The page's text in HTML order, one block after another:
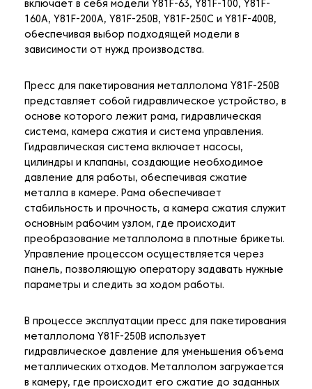
включает в себя модели Y81F-63, Y81F-100, Y81F-
160A, Y81F-200A, Y81F-250B, Y81F-250C и Y81F-400B,
обеспечивая выбор подходящей модели в
зависимости от нужд производства.
Пресс для пакетирования металлолома Y81F-250B
представляет собой гидравлическое устройство, в
основе которого лежит рама, гидравлическая
система, камера сжатия и система управления.
Гидравлическая система включает насосы,
цилиндры и клапаны, создающие необходимое
давление для работы, обеспечивая сжатие
металла в камере. Рама обеспечивает
стабильность и прочность, а камера сжатия служит
основным рабочим узлом, где происходит
преобразование металлолома в плотные брикеты.
Управление процессом осуществляется через
панель, позволяющую оператору задавать нужные
параметры и следить за ходом работы.
В процессе эксплуатации пресс для пакетирования
металлолома Y81F-250B использует
гидравлическое давление для уменьшения объема
металлических отходов. Металлолом загружается
в камеру, где происходит его сжатие до заданных